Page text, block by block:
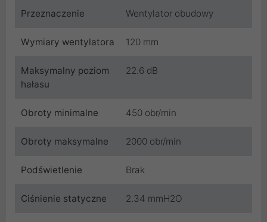
Przeznaczenie Wentylator obudowy
Wymiary wentylatora 120 mm
Maksymalny poziom
hałasu
22.6 dB
Obroty minimalne 450 obr/min
Obroty maksymalne 2000 obr/min
Podświetlenie Brak
Ciśnienie statyczne 2.34 mmH2O